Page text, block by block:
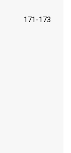
171-173